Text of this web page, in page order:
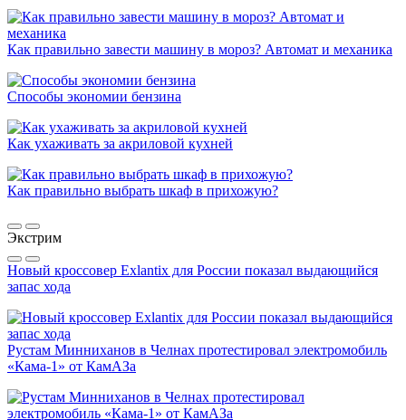
Как правильно завести машину в мороз? Автомат и механика
Способы экономии бензина
Как ухаживать за акриловой кухней
Как правильно выбрать шкаф в прихожую?
Экстрим
Новый кроссовер Exlantix для России показал выдающийся
запас хода
Рустам Минниханов в Челнах протестировал электромобиль
«Кама-1» от КамАЗа